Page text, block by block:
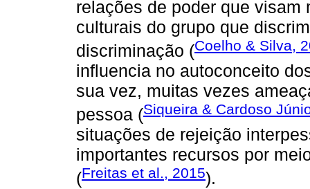
relações de poder que
culturais do grupo que
discriminação (Coelho & Silva,
influencia no autoconceito
sua vez, muitas vezes
pessoa (Siqueira & Cardoso
situações de rejeição
importantes recursos por
(Freitas et al., 2015).